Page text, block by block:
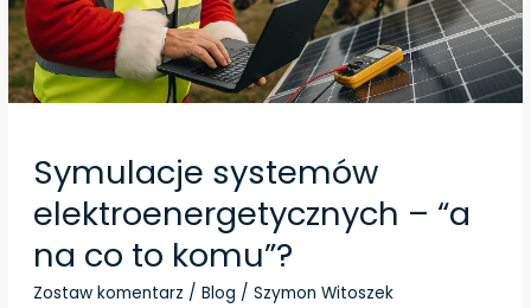
Symulacje systemów
elektroenergetycznych – “a
na co to komu”?
Zostaw komentarz / Blog / Szymon Witoszek
komu”?